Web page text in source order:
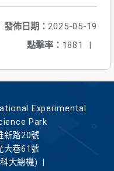
發佈日期： 2025-05-19
點擊率： 1881 |
Experimental
Park
新路20號
大巷61號
大總機)